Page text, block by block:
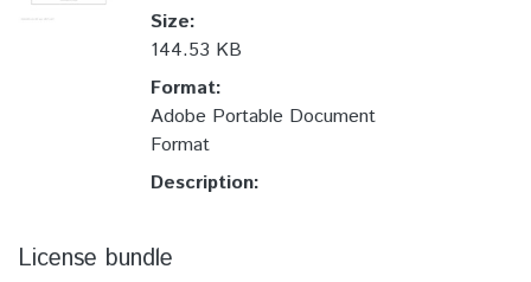
Size:
144.53 KB
Format:
Adobe Portable Document
Format
Description:
License bundle